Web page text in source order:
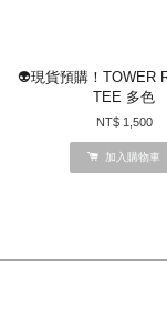
👽現貨預購！TOWER
TEE 多色
NT$ 1,500
加入購物車